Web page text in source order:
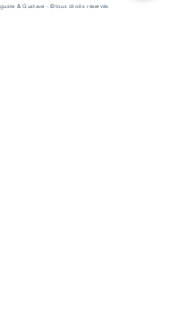
& Gustave - ©tous droits réservés